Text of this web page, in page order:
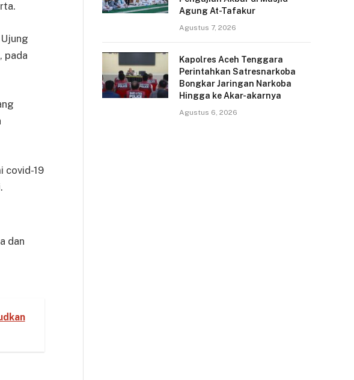
pada
covid-19
dan
Agung At-Tafakur
Agustus 7, 2026
Kapolres Aceh Tenggara
Perintahkan Satresnarkoba
Bongkar Jaringan Narkoba
Hingga ke Akar-akarnya
Agustus 6, 2026